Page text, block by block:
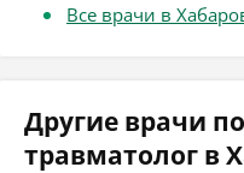
Все врачи в
Другие врачи
травматолог в